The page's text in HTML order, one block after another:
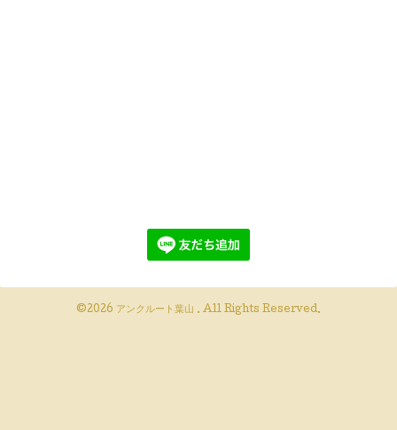
©2026 アンクルート葉山 . All Rights Reserved.